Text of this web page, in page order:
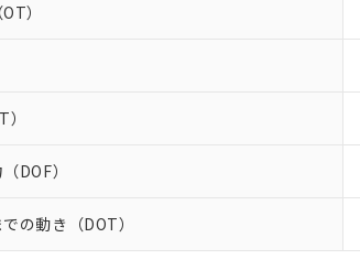
）
DOF）
の動き（DOT）